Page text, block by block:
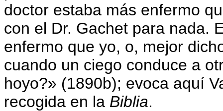
doctor estaba más enfermo
con el Dr. Gachet para nada.
enfermo que yo, o, mejor
cuando un ciego conduce a
hoyo?» (1890b); evoca aquí
recogida en la Biblia.